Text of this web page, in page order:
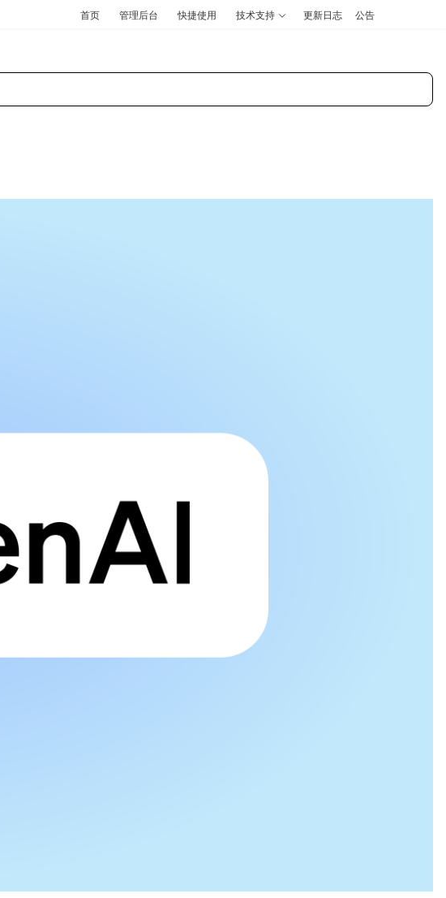
首页 管理后台 快捷使用 技术支持 更新日志 公告